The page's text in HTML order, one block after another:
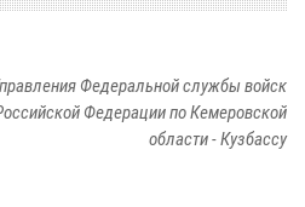
Федеральной службы войск
Федерации по Кемеровской
области - Кузбассу